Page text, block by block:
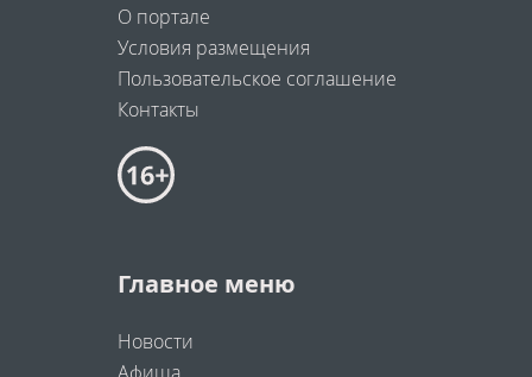
О портале
Условия размещения
Пользовательское соглашение
Контакты
Главное меню
Новости